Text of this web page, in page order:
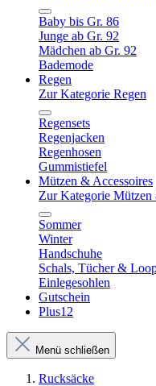
Baby bis Gr. 86
Junge ab Gr. 92
Mädchen ab Gr. 92
Bademode
Regen
Zur Kategorie Regen
Regensets
Regenjacken
Regenhosen
Gummistiefel
Mützen & Accessoires
Zur Kategorie Mützen
Sommer
Winter
Handschuhe
Schals, Tücher &
Einlegesohlen
Gutschein
Plus12
Menü schließen
Rucksäcke